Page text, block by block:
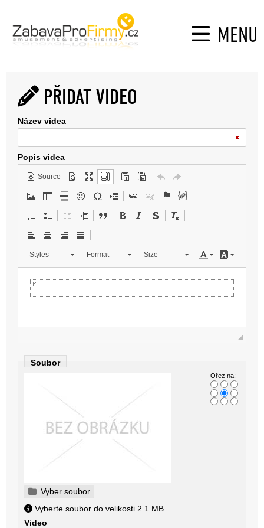
MENU
PŘIDAT VIDEO
Název videa
Popis videa
Source
Styles Format Size
Soubor
Ořez na:
Vyber soubor
Vyberte soubor do velikosti 2.1 MB
Video